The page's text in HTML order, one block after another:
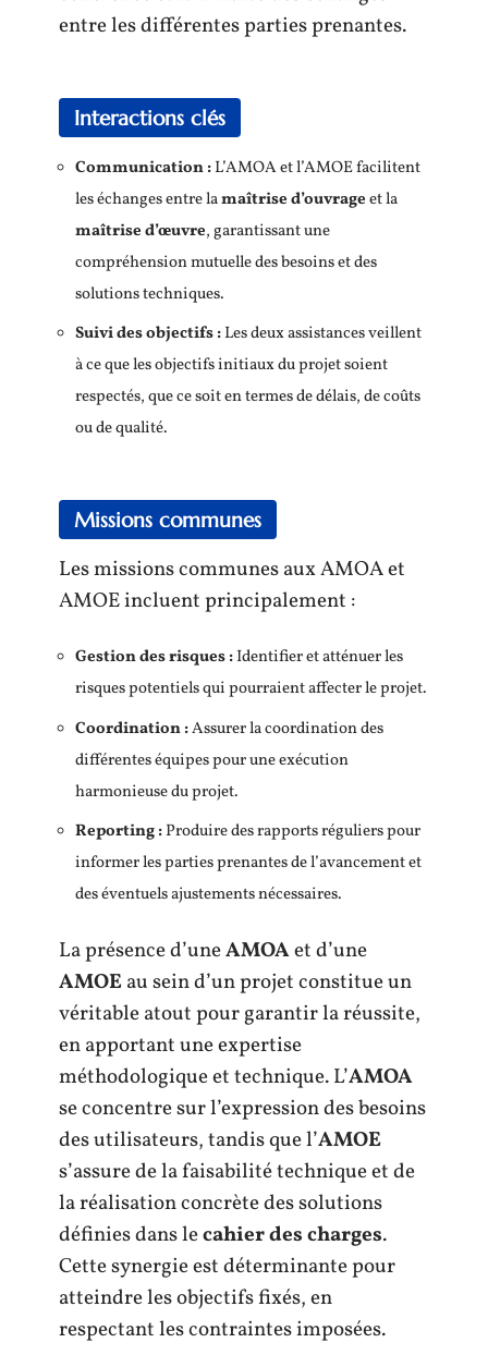
entre les différentes parties prenantes.
Interactions clés
Communication :L’AMOA et l’AMOE facilitent
les échanges entre lamaîtrise d’ouvrageet la
maîtrise d’œuvre, garantissant une
compréhension mutuelle des besoins et des
solutions techniques.
Suivi des objectifs :Les deux assistances veillent
à ce que les objectifs initiaux du projet soient
respectés, que ce soit en termes de délais, de coûts
ou de qualité.
Missions communes
Les missions communes aux AMOA et
AMOE incluent principalement :
Gestion des risques :Identifier et atténuer les
risques potentiels qui pourraient affecter le projet.
Coordination :Assurer la coordination des
différentes équipes pour une exécution
harmonieuse du projet.
Reporting :Produire des rapports réguliers pour
informer les parties prenantes de l’avancement et
des éventuels ajustements nécessaires.
La présence d’uneAMOAet d’une
AMOEau sein d’un projet constitue un
véritable atout pour garantir la réussite,
en apportant une expertise
méthodologique et technique. L’AMOA
se concentre sur l’expression des besoins
des utilisateurs, tandis que l’AMOE
s’assure de la faisabilité technique et de
la réalisation concrète des solutions
définies dans lecahier des charges.
Cette synergie est déterminante pour
atteindre les objectifs fixés, en
respectant les contraintes imposées.